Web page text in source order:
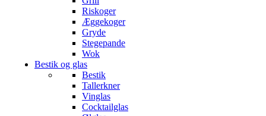
Riskoger
Æggekoger
Gryde
Stegepande
Wok
Bestik og glas
Bestik
Tallerkner
Vinglas
Cocktailglas